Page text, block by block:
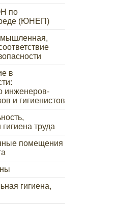
по
(ЮНЕП)
в
инженеров-
и гигиенистов
труда
помещения
гигиена,